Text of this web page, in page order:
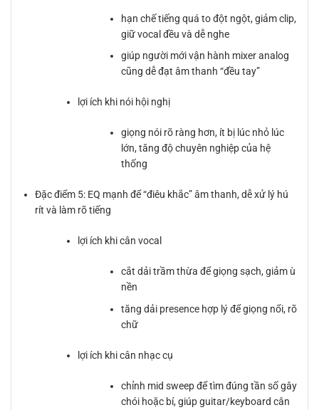
hạn chế tiếng quá to đột ngột, giảm clip,
giữ vocal đều và dễ nghe
giúp người mới vận hành mixer analog
cũng dễ đạt âm thanh “đều tay”
lợi ích khi nói hội nghị
giọng nói rõ ràng hơn, ít bị lúc nhỏ lúc
lớn, tăng độ chuyên nghiệp của hệ
thống
Đặc điểm 5: EQ mạnh để “điêu khắc” âm thanh, dễ xử lý hú
rít và làm rõ tiếng
lợi ích khi cân vocal
cắt dải trầm thừa để giọng sạch, giảm ù
nền
tăng dải presence hợp lý để giọng nổi, rõ
chữ
lợi ích khi cân nhạc cụ
chỉnh mid sweep để tìm đúng tần số gây
chói hoặc bí, giúp guitar/keyboard cân